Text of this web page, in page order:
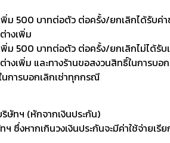
ม 500 บาทต่อตัว ต่อครั้ง/ยกเลิกได้รับค่
างเพิ่ม
500 บาทต่อตัว ต่อครั้ง/ยกเลิกไม่ได้รั
งเพิ่ม และทางร้านขอสงวนสิทธิ์ในการบอ
การบอกเลิกเช่าทุกกรณี
ษัทฯ (หักจากเงินประกัน)
งหากเกินวงเงินประกันจะมีค่าใช้จ่ายเรีย